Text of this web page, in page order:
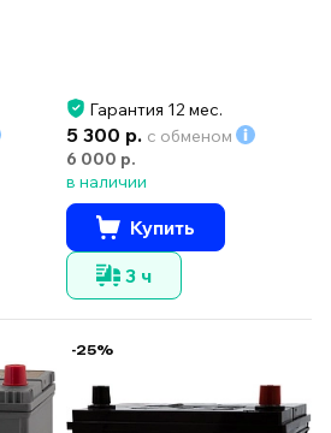
Гарантия 12 мес.
5 300 р. с обменом
6 000 р.
в наличии
Купить
3 ч
-25%